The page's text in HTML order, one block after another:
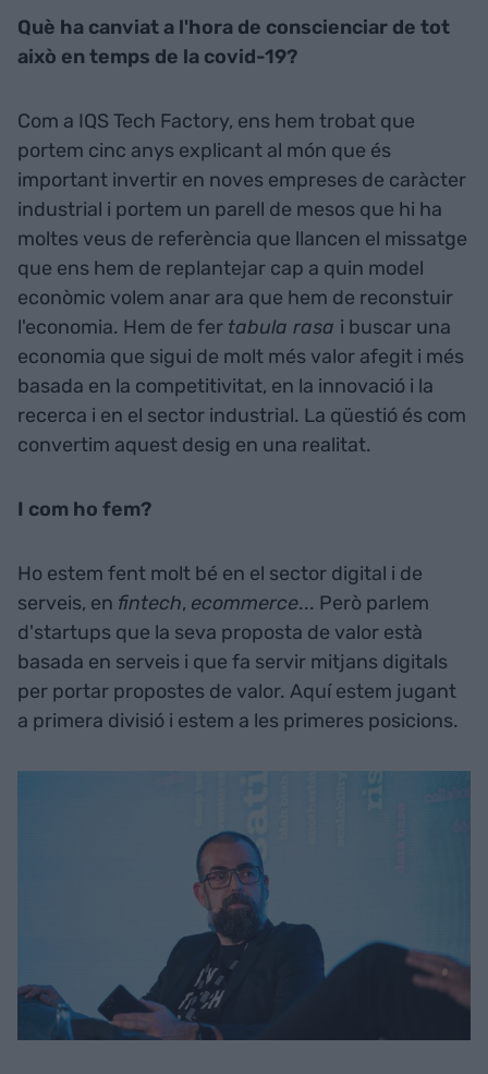
Què ha canviat a l'hora de conscienciar de tot
això en temps de la covid-19?
Com a IQS Tech Factory, ens hem trobat que
portem cinc anys explicant al món que és
important invertir en noves empreses de caràcter
industrial i portem un parell de mesos que hi ha
moltes veus de referència que llancen el missatge
que ens hem de replantejar cap a quin model
econòmic volem anar ara que hem de reconstuir
l'economia. Hem de fer tabula rasa i buscar una
economia que sigui de molt més valor afegit i més
basada en la competitivitat, en la innovació i la
recerca i en el sector industrial. La qüestió és com
convertim aquest desig en una realitat.
I com ho fem?
Ho estem fent molt bé en el sector digital i de
serveis, en fintech, ecommerce... Però parlem
d'startups que la seva proposta de valor està
basada en serveis i que fa servir mitjans digitals
per portar propostes de valor. Aquí estem jugant
a primera divisió i estem a les primeres posicions.